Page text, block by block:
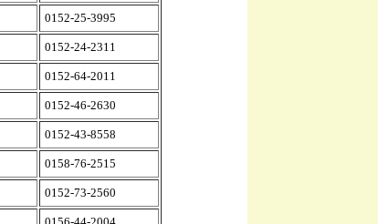
0152-25-3995
0152-24-2311
0152-64-2011
0152-46-2630
0152-43-8558
0158-76-2515
0152-73-2560